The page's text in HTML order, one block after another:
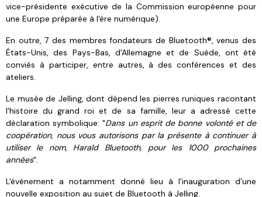
vice-présidente exécutive de la Commission européenne pour
une Europe préparée à l'ère numérique).
En outre, 7 des membres fondateurs de Bluetooth®, venus des
États-Unis, des Pays-Bas, d'Allemagne et de Suède, ont été
conviés à participer, entre autres, à des conférences et des
ateliers.
Le musée de Jelling, dont dépend les pierres runiques racontant
l'histoire du grand roi et de sa famille, leur a adressé cette
déclaration symbolique: "Dans un esprit de bonne volonté et de
coopération, nous vous autorisons par la présente à continuer à
utiliser le nom, Harald Bluetooth, pour les 1000 prochaines
années".
L'événement a notamment donné lieu à l'inauguration d'une
nouvelle exposition au sujet de Bluetooth à Jelling.